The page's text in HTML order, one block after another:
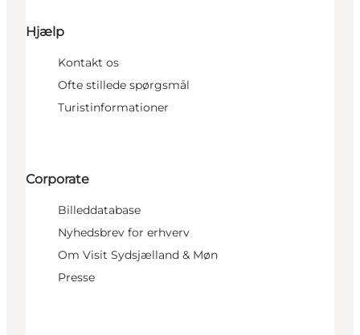
Hjælp
Kontakt os
Ofte stillede spørgsmål
Turistinformationer
Corporate
Billeddatabase
Nyhedsbrev for erhverv
Om Visit Sydsjælland & Møn
Presse